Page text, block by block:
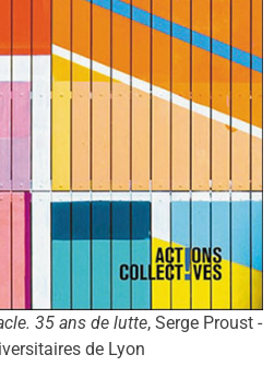
35 ans de lutte, Serge Proust -
de Lyon